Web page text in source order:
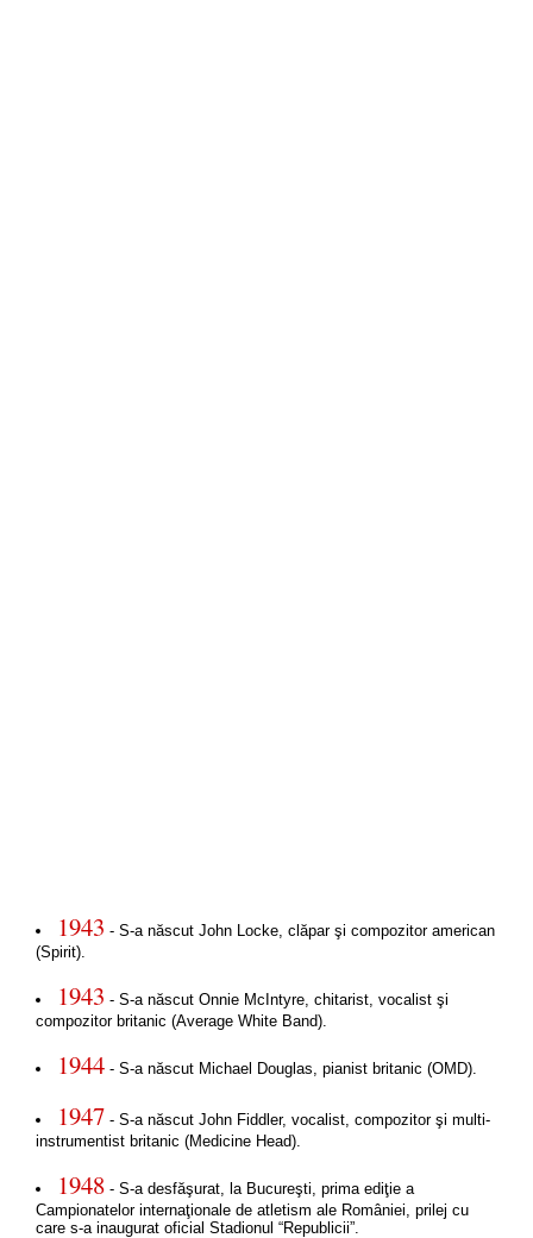
1943 - S-a născut John Locke, clăpar şi compozitor american
(Spirit).
1943 - S-a născut Onnie McIntyre, chitarist, vocalist şi
compozitor britanic (Average White Band).
1944- S-a născut Michael Douglas, pianist britanic (OMD).
1947 - S-a născut John Fiddler, vocalist, compozitor şi multi-
instrumentist britanic (Medicine Head).
1948- S-a desfăşurat, la Bucureşti, prima ediţie a
Campionatelor internaţionale de atletism ale României, prilej cu
care s-a inaugurat oficial Stadionul “Republicii”.